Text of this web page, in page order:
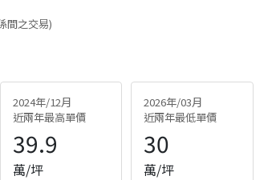
間之交易)
2024年/12月
近兩年最高單價
39.9
萬/坪
2026年/03月
近兩年最低單價
30
萬/坪